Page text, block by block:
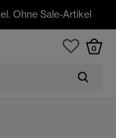
Ohne Sale-Artikel
0